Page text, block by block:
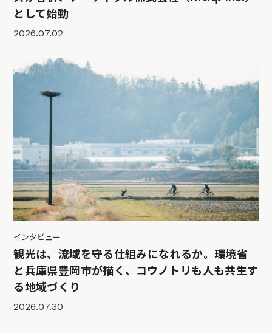
として始動
2026.07.02
インタビュー
観光は、流域を守る仕組みになれるか。環境省
と兵庫県豊岡市が描く、コウノトリも人も共生す
る地域づくり
2026.07.30